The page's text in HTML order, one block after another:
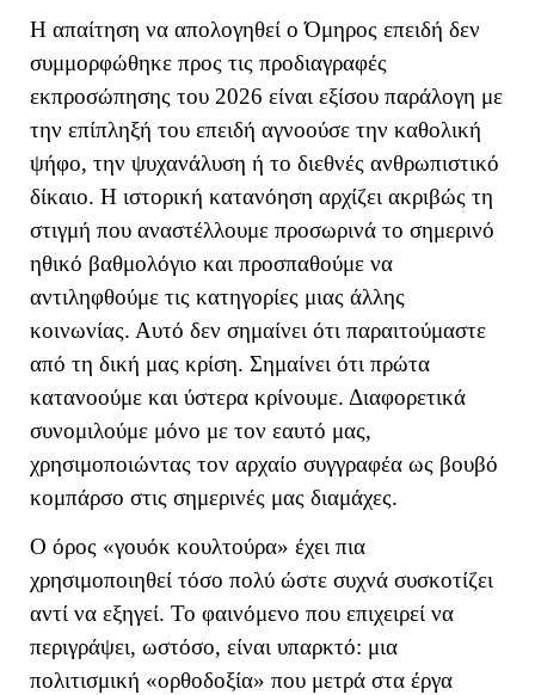
Η απαίτηση να απολογηθεί ο Όμηρος επειδή δεν
συμμορφώθηκε προς τις προδιαγραφές
εκπροσώπησης του 2026 είναι εξίσου παράλογη με
την επίπληξή του επειδή αγνοούσε την καθολική
ψήφο, την ψυχανάλυση ή το διεθνές ανθρωπιστικό
δίκαιο. Η ιστορική κατανόηση αρχίζει ακριβώς τη
στιγμή που αναστέλλουμε προσωρινά το σημερινό
ηθικό βαθμολόγιο και προσπαθούμε να
αντιληφθούμε τις κατηγορίες μιας άλλης
κοινωνίας. Αυτό δεν σημαίνει ότι παραιτούμαστε
από τη δική μας κρίση. Σημαίνει ότι πρώτα
κατανοούμε και ύστερα κρίνουμε. Διαφορετικά
συνομιλούμε μόνο με τον εαυτό μας,
χρησιμοποιώντας τον αρχαίο συγγραφέα ως βουβό
κομπάρσο στις σημερινές μας διαμάχες.
Ο όρος «γουόκ κουλτούρα» έχει πια
χρησιμοποιηθεί τόσο πολύ ώστε συχνά συσκοτίζει
αντί να εξηγεί. Το φαινόμενο που επιχειρεί να
περιγράψει, ωστόσο, είναι υπαρκτό: μια
πολιτισμική «ορθοδοξία» που μετρά στα έργα